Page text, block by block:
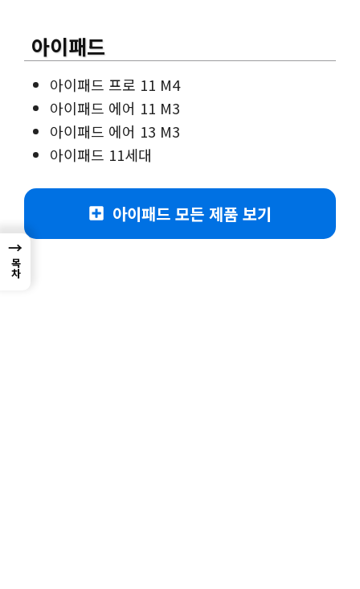
아이패드
아이패드 프로 11 M4
아이패드 에어 11 M3
아이패드 에어 13 M3
아이패드 11세대
아이패드 모든 제품 보기
→
목차